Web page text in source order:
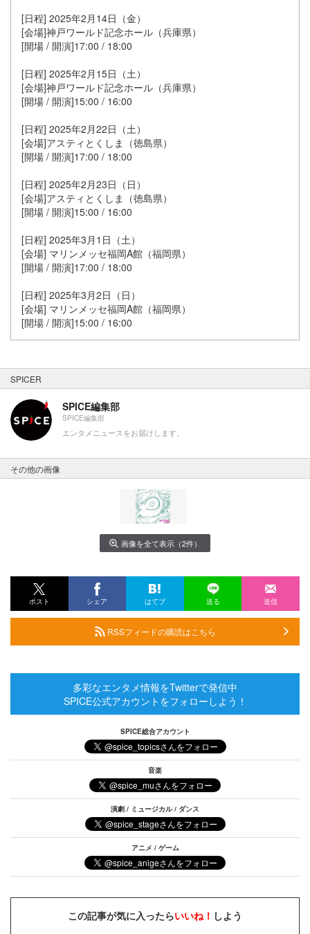
[日程] 2025年2月14日（金）
[会場]神戸ワールド記念ホール（兵庫県）
[開場 / 開演]17:00 / 18:00
[日程] 2025年2月15日（土）
[会場]神戸ワールド記念ホール（兵庫県）
[開場 / 開演]15:00 / 16:00
[日程] 2025年2月22日（土）
[会場]アスティとくしま（徳島県）
[開場 / 開演]17:00 / 18:00
[日程] 2025年2月23日（日）
[会場]アスティとくしま（徳島県）
[開場 / 開演]15:00 / 16:00
[日程] 2025年3月1日（土）
[会場] マリンメッセ福岡A館（福岡県）
[開場 / 開演]17:00 / 18:00
[日程] 2025年3月2日（日）
[会場] マリンメッセ福岡A館（福岡県）
[開場 / 開演]15:00 / 16:00
SPICER
SPICE編集部
SPICE編集部
エンタメニュースをお届けします。
その他の画像
画像を全て表示（2件）
ポスト シェア はてブ 送る 送信
RSSフィードの購読はこちら
多彩なエンタメ情報をTwitterで発信中
SPICE公式アカウントをフォローしよう！
SPICE総合アカウント
音楽
演劇 / ミュージカル / ダンス
アニメ / ゲーム
この記事が気に入ったらいいね！ しよう